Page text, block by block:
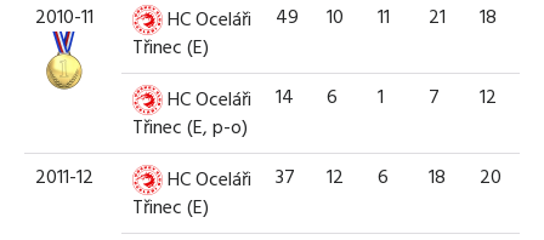
2010-11
HC Oceláři
Třinec (E)
49 10 11 21 18
HC Oceláři
Třinec (E, p-o)
14 6 1 7 12
2011-12
HC Oceláři
Třinec (E)
37 12 6 18 20